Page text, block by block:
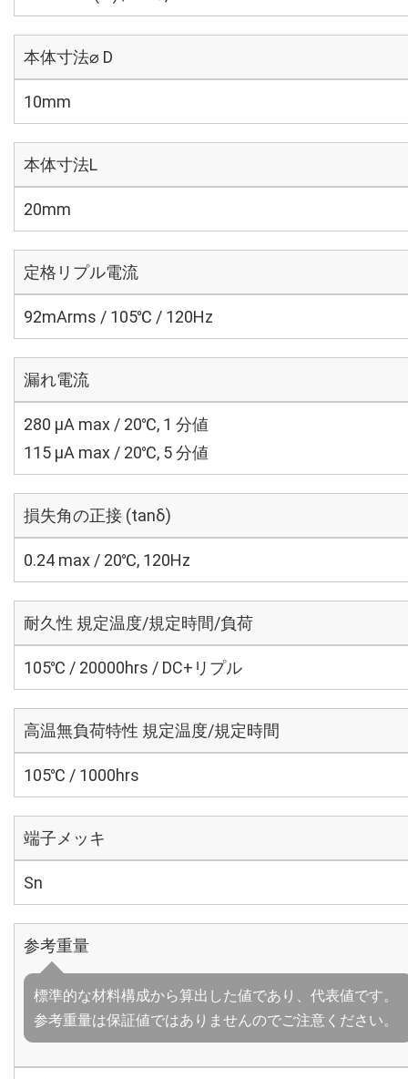
本体寸法⌀ D
10mm
本体寸法L
20mm
定格リプル電流
92mArms / 105℃ / 120Hz
漏れ電流
280 μA max / 20℃, 1 分値
115 μA max / 20℃, 5 分値
損失角の正接 (tanδ)
0.24 max / 20℃, 120Hz
耐久性 規定温度/規定時間/負荷
105℃ / 20000hrs / DC+リプル
高温無負荷特性 規定温度/規定時間
105℃ / 1000hrs
端子メッキ
Sn
参考重量
標準的な材料構成から算出した値であり、代表値です。
参考重量は保証値ではありませんのでご注意ください。